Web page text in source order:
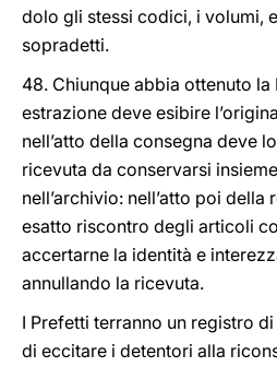
dolo gli stessi codici, i volumi,
sopradetti.
48. Chiunque abbia ottenuto
estrazione deve esibire
nell’atto della consegna deve
ricevuta da conservarsi
nell’archivio: nell’atto poi
esatto riscontro degli articoli
accertarne la identità e
annullando la ricevuta.
I Prefetti terranno un registro
di eccitare i detentori alla